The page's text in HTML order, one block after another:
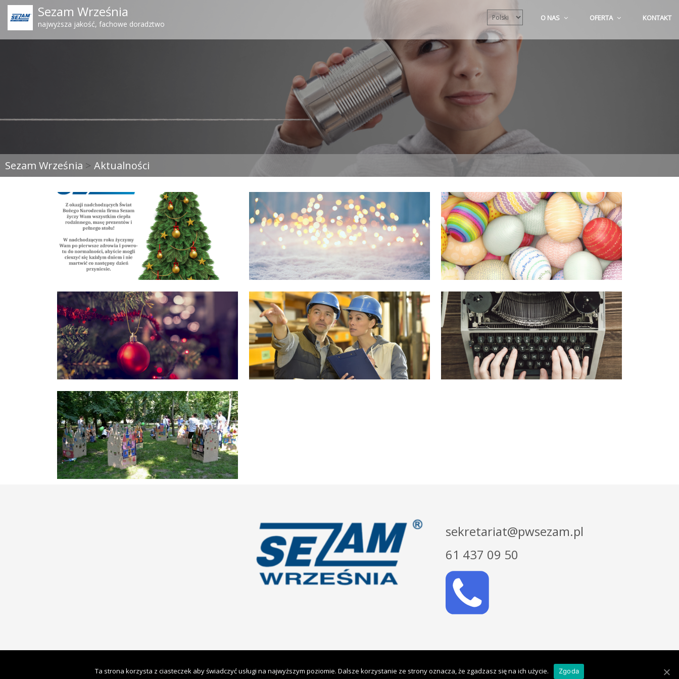
Sezam Września
najwyższa jakość, fachowe doradztwo
język
O NAS OFERTA KONTAKT
Sezam Września > Aktualności
Boże Narodzenie
2020 Boże Narodzenie Święta Wielkanocne
Wesołych Świąt! Inwentaryzacja Artykuł „Meble
najwyższego
połysku”
„Wyśpiewaj życie” –
piknik charytatywny
sekretariat@pwsezam.pl
61 437 09 50
Designed by PerfectSoft.Copyright ©
Ta strona korzysta z ciasteczek aby świadczyć usługi na najwyższym poziomie. Dalsze korzystanie ze strony oznacza, że zgadzasz się na ich użycie. Zgoda